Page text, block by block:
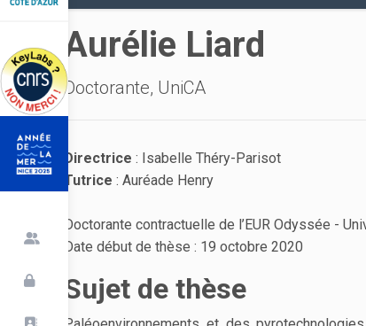
Aurélie Liard
Doctorante, UniCA
Directrice : Isabelle Théry-Parisot
Tutrice : Auréade Henry
Doctorante contractuelle de l’EUR Odyssée -
Date début de thèse : 19 octobre 2020
Sujet de thèse